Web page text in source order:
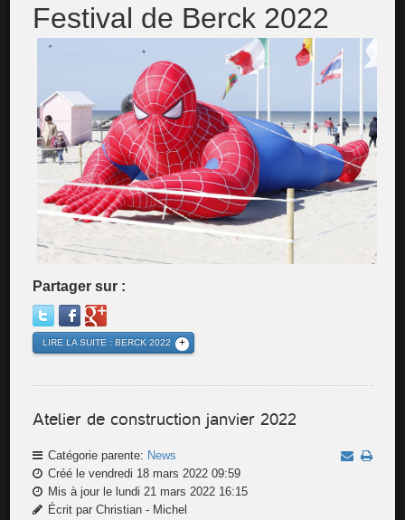
Festival de Berck 2022
Partager sur :
LIRE LA SUITE : BERCK 2022
Atelier de construction janvier 2022
Catégorie parente: News
Créé le vendredi 18 mars 2022 09:59
Mis à jour le lundi 21 mars 2022 16:15
Écrit par Christian - Michel